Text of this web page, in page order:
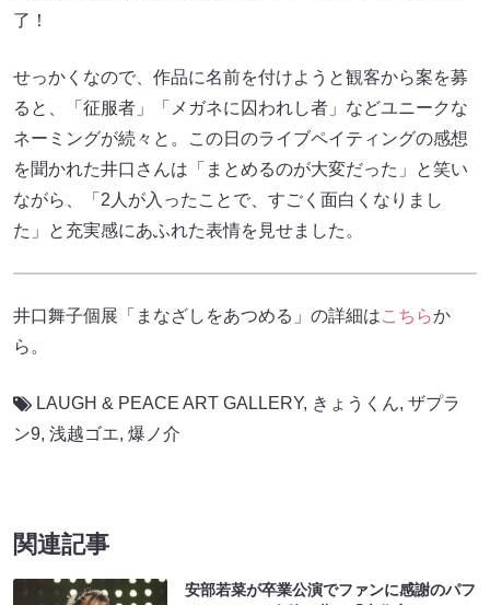
了！
せっかくなので、作品に名前を付けようと観客から案を募
ると、「征服者」「メガネに囚われし者」などユニークな
ネーミングが続々と。この日のライブペイティングの感想
を聞かれた井口さんは「まとめるのが大変だった」と笑い
ながら、「2人が入ったことで、すごく面白くなりまし
た」と充実感にあふれた表情を見せました。
井口舞子個展「まなざしをあつめる」の詳細はこちらか
ら。
LAUGH & PEACE ART GALLERY, きょうくん, ザプラ
ン9, 浅越ゴエ, 爆ノ介
関連記事
安部若菜が卒業公演でファンに感謝のパフ